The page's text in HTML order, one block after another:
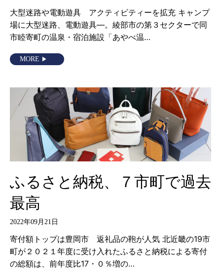
大型迷路や電動遊具 アクティビティーを拡充 キャンプ
場に大型迷路、電動遊具―。綾部市の第３セクターで同
市睦寄町の温泉・宿泊施設「あやべ温…
MORE
ふるさと納税、７市町で過去
最高
2022年09月21日
寄付額トップは豊岡市 返礼品の鞄が人気 北近畿の19市
町が２０２１年度に受け入れたふるさと納税による寄付
の総額は、前年度比17・０％増の…